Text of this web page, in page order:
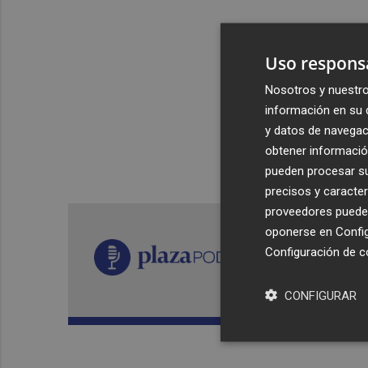
Uso
Nosotros y
información en su
y datos de
obtener
pueden procesar
precisos y
proveedores
oponerse en
Configuración de
CONFIGURAR